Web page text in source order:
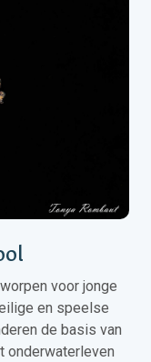
voor jonge
en speelse
de basis van
onderwaterleven